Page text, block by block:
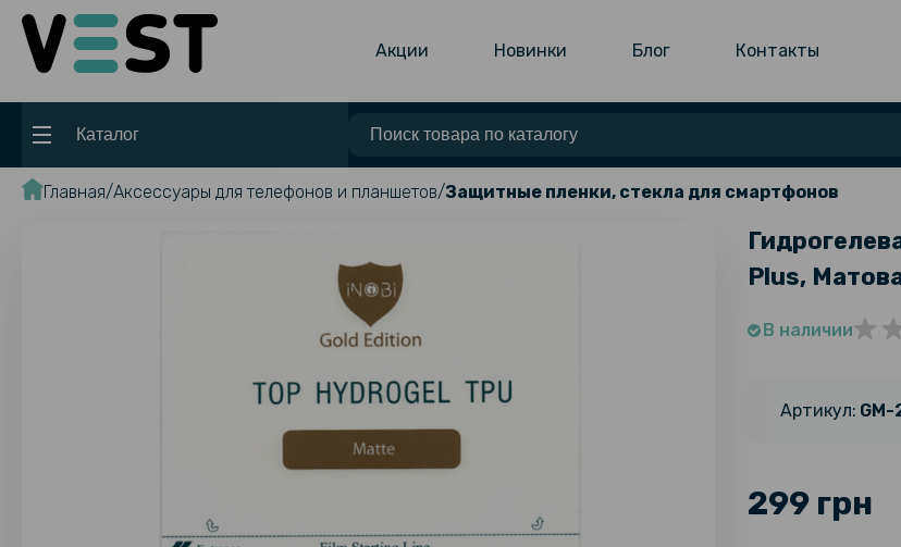
Акции Новинки Блог Контакты
Каталог
Главная Аксессуары для телефонов и планшетов Защитные пленки, стекла для смартфонов
Plus,
В наличии
Артикул:
299 грн